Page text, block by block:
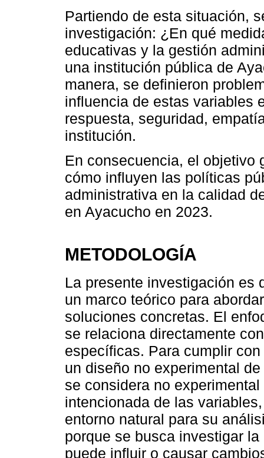
Partiendo de esta situación,
investigación: ¿En qué
educativas y la gestión
una institución pública de
manera, se definieron
influencia de estas variables
respuesta, seguridad,
institución.
En consecuencia, el objetivo
cómo influyen las políticas
administrativa en la calidad
en Ayacucho en 2023.
METODOLOGÍA
La presente investigación es
un marco teórico para
soluciones concretas. El
se relaciona directamente
específicas. Para cumplir
un diseño no experimental
se considera no
intencionada de las
entorno natural para su
porque se busca investigar
puede influir o causar